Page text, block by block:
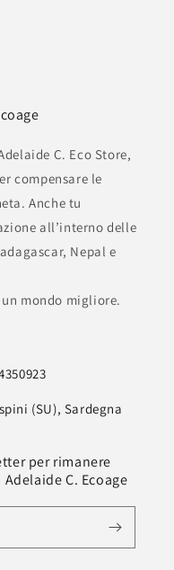
C. Eco Store,
compensare le
Anche tu
all’interno delle
Nepal e
mondo migliore.
(SU), Sardegna
per rimanere
C. Ecoage